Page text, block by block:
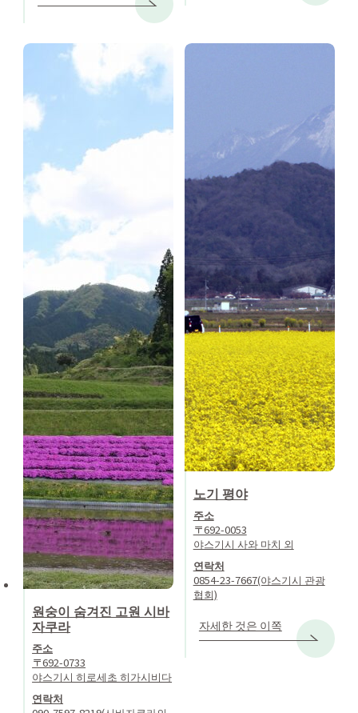
원숭이 숨겨진 고원 시바
자쿠라
주소
〒692-0733
야스기시 히로세초 히가시비다
연락처
노기 평야
주소
〒692-0053
야스기시 사와 마치 외
연락처
0854-23-7667(야스기시 관광
협회)
자세한 것은 이쪽